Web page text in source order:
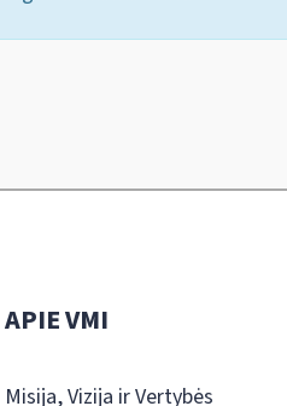
APIE VMI
Misija, Vizija ir Vertybės